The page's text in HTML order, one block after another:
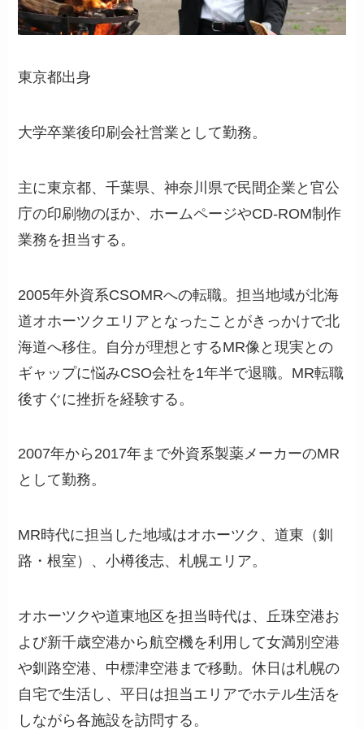
東京都出身
大学卒業後印刷会社営業として勤務。
主に東京都、千葉県、神奈川県で民間企業と官公
庁の印刷物のほか、ホームページやCD-ROM制作
業務を担当する。
2005年外資系CSOMRへの転職。担当地域が北海
道オホーツクエリアとなったことがきっかけで北
海道へ移住。自分が理想とするMR像と現実との
ギャップに悩みCSO会社を1年半で退職。MR転職
後すぐに挫折を経験する。
2007年から2017年まで外資系製薬メーカーのMR
として勤務。
MR時代に担当した地域はオホーツク、道東（釧
路・根室）、小樽後志、札幌エリア。
オホーツクや道東地区を担当時代は、丘珠空港お
よび新千歳空港から航空機を利用して女満別空港
や釧路空港、中標津空港まで移動。休日は札幌の
自宅で生活し、平日は担当エリアでホテル生活を
しながら各施設を訪問する。